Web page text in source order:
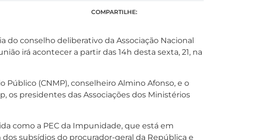
COMPARTILHE:
conselho deliberativo da Associação Nacional
irá acontecer a partir das 14h desta sexta, 21, na
(CNMP), conselheiro Almino Afonso, e o
os presidentes das Associações dos Ministérios
como a PEC da Impunidade, que está em
dos subsídios do procurador-geral da República e